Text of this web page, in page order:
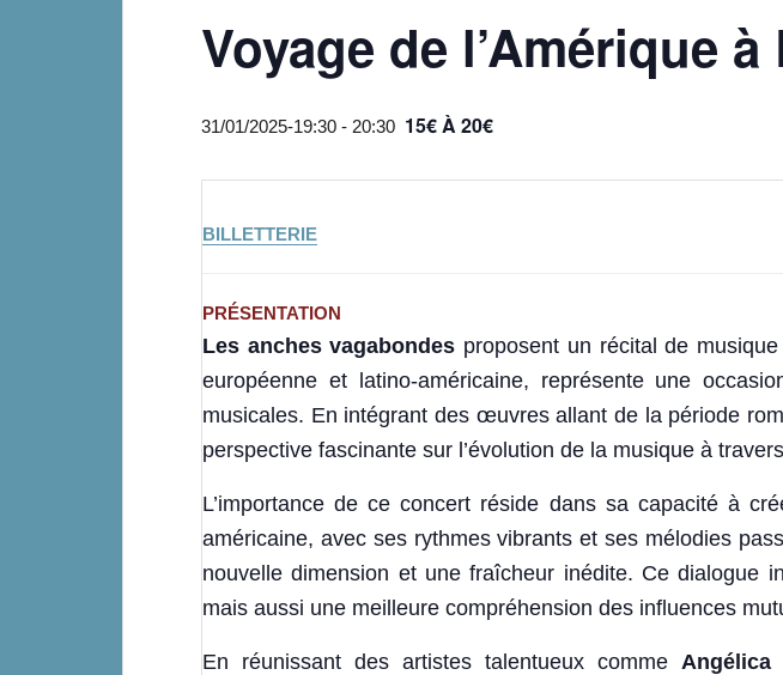
Voyage de l’Amérique à
31/01/2025-19:30 - 20:30 15€ À 20€
BILLETTERIE
PRÉSENTATION
Les anches vagabondes proposent un récital de
européenne et latino-américaine, représente une
musicales. En intégrant des œuvres allant de la période
perspective fascinante sur l’évolution de la musique à
L’importance de ce concert réside dans sa capacité à
américaine, avec ses rythmes vibrants et ses mélodies
nouvelle dimension et une fraîcheur inédite. Ce dialogue
mais aussi une meilleure compréhension des influences
En réunissant des artistes talentueux commeAngélica